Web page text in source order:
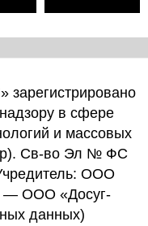
зарегистрировано
в сфере
и массовых
Св-во Эл № ФС
ООО
— ООО «Досуг-
данных)